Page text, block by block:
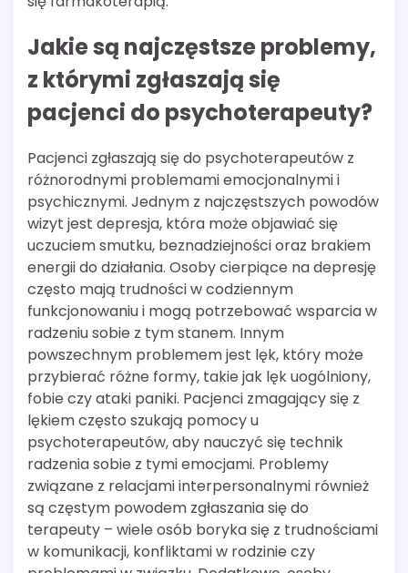
Jakie są najczęstsze problemy,
z którymi zgłaszają się
pacjenci do psychoterapeuty?
Pacjenci zgłaszają się do psychoterapeutów z
różnorodnymi problemami emocjonalnymi i
psychicznymi. Jednym z najczęstszych powodów
wizyt jest depresja, która może objawiać się
uczuciem smutku, beznadziejności oraz brakiem
energii do działania. Osoby cierpiące na depresję
często mają trudności w codziennym
funkcjonowaniu i mogą potrzebować wsparcia w
radzeniu sobie z tym stanem. Innym
powszechnym problemem jest lęk, który może
przybierać różne formy, takie jak lęk uogólniony,
fobie czy ataki paniki. Pacjenci zmagający się z
lękiem często szukają pomocy u
psychoterapeutów, aby nauczyć się technik
radzenia sobie z tymi emocjami. Problemy
związane z relacjami interpersonalnymi również
są częstym powodem zgłaszania się do
terapeuty – wiele osób boryka się z trudnościami
w komunikacji, konfliktami w rodzinie czy